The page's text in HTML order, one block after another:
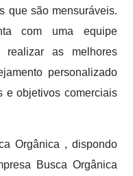
que são mensuráveis.
com uma equipe
realizar as melhores
personalizado
e objetivos comerciais
Orgânica , dispondo
Busca Orgânica